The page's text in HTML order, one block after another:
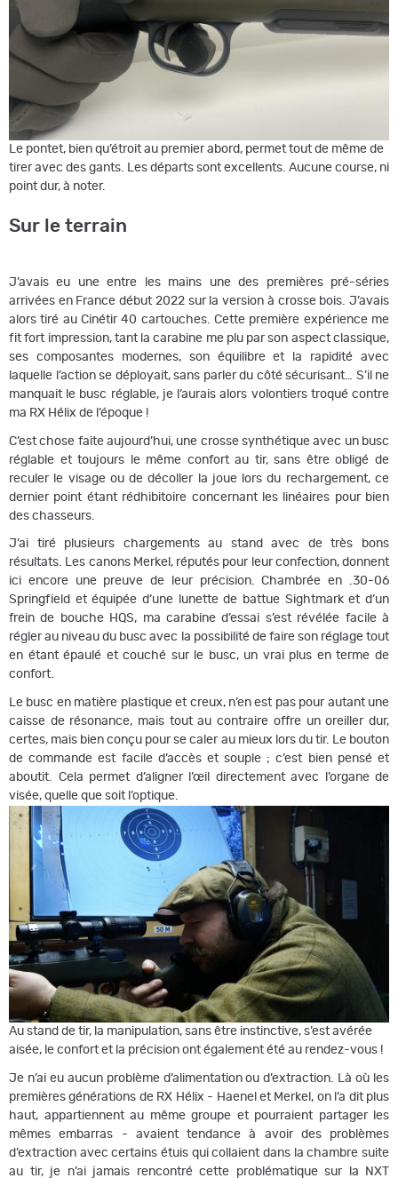
Le pontet, bien qu’étroit au premier abord, permet tout de même de
tirer avec des gants. Les départs sont excellents. Aucune course, ni
point dur, à noter.
Sur le terrain
J’avais eu une entre les mains une des premières pré-séries
arrivées en France début 2022 sur la version à crosse bois. J’avais
alors tiré au Cinétir 40 cartouches. Cette première expérience me
fit fort impression, tant la carabine me plu par son aspect classique,
ses composantes modernes, son équilibre et la rapidité avec
laquelle l’action se déployait, sans parler du côté sécurisant… S’il ne
manquait le busc réglable, je l’aurais alors volontiers troqué contre
ma RX Hélix de l’époque !
C’est chose faite aujourd’hui, une crosse synthétique avec un busc
réglable et toujours le même confort au tir, sans être obligé de
reculer le visage ou de décoller la joue lors du rechargement, ce
dernier point étant rédhibitoire concernant les linéaires pour bien
des chasseurs.
J’ai tiré plusieurs chargements au stand avec de très bons
résultats. Les canons Merkel, réputés pour leur confection, donnent
ici encore une preuve de leur précision. Chambrée en .30-06
Springfield et équipée d’une lunette de battue Sightmark et d’un
frein de bouche HQS, ma carabine d’essai s’est révélée facile à
régler au niveau du busc avec la possibilité de faire son réglage tout
en étant épaulé et couché sur le busc, un vrai plus en terme de
confort.
Le busc en matière plastique et creux, n’en est pas pour autant une
caisse de résonance, mais tout au contraire offre un oreiller dur,
certes, mais bien conçu pour se caler au mieux lors du tir. Le bouton
de commande est facile d’accès et souple ; c’est bien pensé et
aboutit. Cela permet d’aligner l’œil directement avec l’organe de
visée, quelle que soit l’optique.
Au stand de tir, la manipulation, sans être instinctive, s’est avérée
aisée, le confort et la précision ont également été au rendez-vous !
Je n’ai eu aucun problème d’alimentation ou d’extraction. Là où les
premières générations de RX Hélix - Haenel et Merkel, on l’a dit plus
haut, appartiennent au même groupe et pourraient partager les
mêmes embarras - avaient tendance à avoir des problèmes
d’extraction avec certains étuis qui collaient dans la chambre suite
au tir, je n’ai jamais rencontré cette problématique sur la NXT